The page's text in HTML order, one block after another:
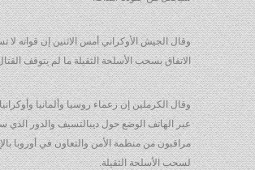
وقال الجيش الأوكراني أمس الاثنين إن قواته لا تستطيع تنفيذ
الاتفاق بسحب الأسلحة الثقيلة ما لم يتوقف القتال.
وقال الكرملين إن زعماء روسيا وألمانيا وأوكرانيا ناقشوا
عبر الهاتف الوضع حول ديبالتسيف والدور الذي سيلعبه
مراقبون من منظمة الأمن والتعاون في أوروبا بالإضافة
لسحب الأسلحة الثقيلة.